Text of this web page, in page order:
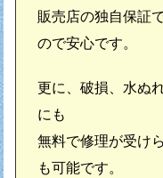
販売店の独自保証
ので安心です。
更に、破損、水ぬ
にも
無料で修理が受け
も可能です。